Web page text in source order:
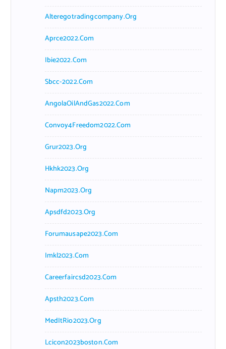
Alteregotradingcompany.org
Aprce2022.com
Ibie2022.com
Sbcc-2022.com
AngolaOilAndGas2022.com
Convoy4Freedom2022.com
Grur2023.org
Hkhk2023.org
Napm2023.org
Apsdfd2023.org
Forumausape2023.com
Imkl2023.com
Careerfaircsd2023.com
Apsth2023.com
MedItRio2023.org
Lcicon2023boston.com